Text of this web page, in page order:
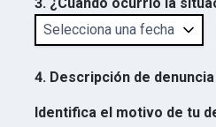
4. Descripción de denuncia
Identifica el motivo de tu